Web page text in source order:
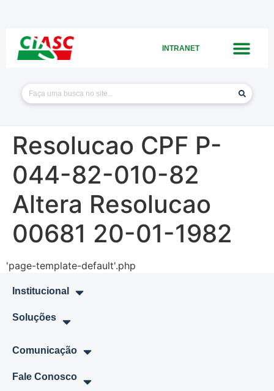
INTRANET
Resolucao CPF P-
044-82-010-82
Altera Resolucao
00681 20-01-1982
'page-template-default'.php
Institucional
Soluções
Comunicação
Fale Conosco